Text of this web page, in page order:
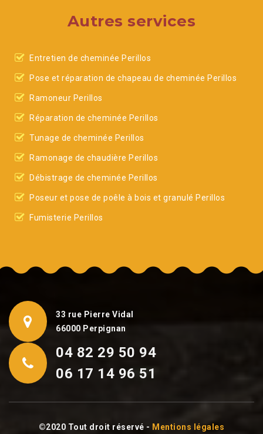
Autres services
Entretien de cheminée Perillos
Pose et réparation de chapeau de cheminée Perillos
Ramoneur Perillos
Réparation de cheminée Perillos
Tunage de cheminée Perillos
Ramonage de chaudière Perillos
Débistrage de cheminée Perillos
Poseur et pose de poêle à bois et granulé Perillos
Fumisterie Perillos
33 rue Pierre Vidal
66000 Perpignan
04 82 29 50 94
06 17 14 96 51
©2020 Tout droit réservé - Mentions légales